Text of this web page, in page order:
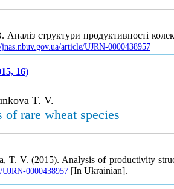
структури продуктивності
article/UJRN-0000438957
16)
T. V.
rare wheat species
V. (2015). Analysis of productivity
0000438957[In Ukrainian].